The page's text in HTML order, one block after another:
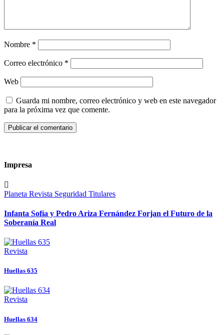
Nombre *
Correo electrónico *
Web
Guarda mi nombre, correo electrónico y web en este navegador
para la próxima vez que comente.
Impresa
Planeta Revista Seguridad Titulares
Infanta Sofía y Pedro Ariza Fernández Forjan el Futuro de la
Soberanía Real
Revista
Huellas 635
Revista
Huellas 634